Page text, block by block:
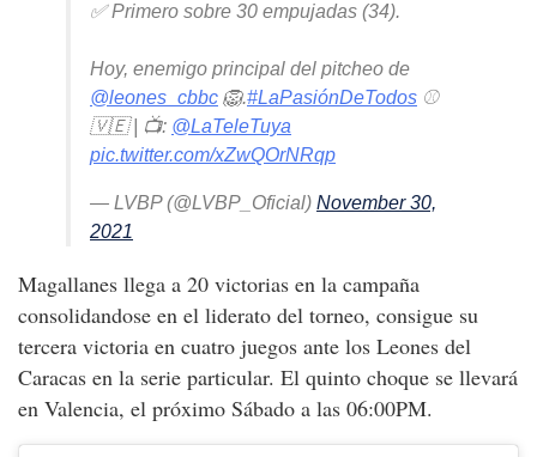
✅ Primero sobre 30 empujadas (34).
Hoy, enemigo principal del pitcheo de
@leones_cbbc 🦁.#LaPasiónDeTodos ⚾
🇻🇪 | 📺: @LaTeleTuya
pic.twitter.com/xZwQOrNRqp
— LVBP (@LVBP_Oficial) November 30,
2021
Magallanes llega a 20 victorias en la campaña
consolidandose en el liderato del torneo, consigue su
tercera victoria en cuatro juegos ante los Leones del
Caracas en la serie particular. El quinto choque se llevará
en Valencia, el próximo Sábado a las 06:00PM.